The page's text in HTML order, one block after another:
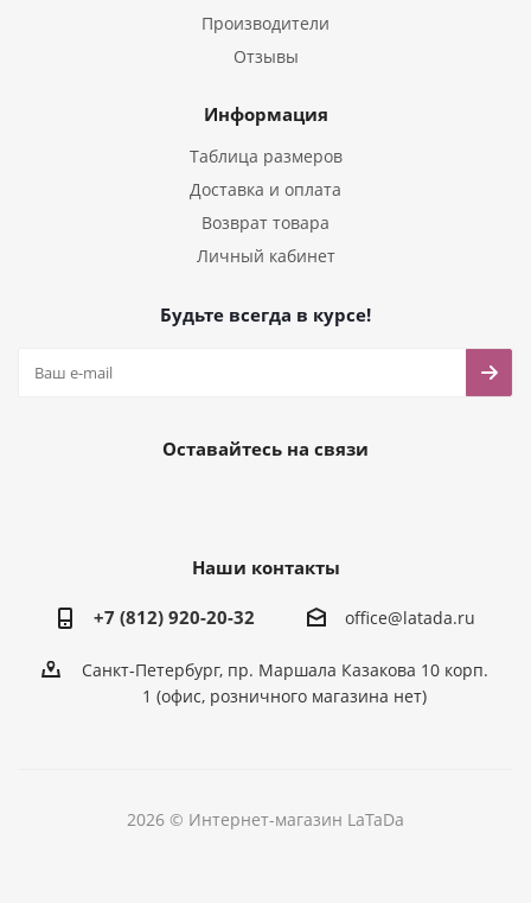
Производители
Отзывы
Информация
Таблица размеров
Доставка и оплата
Возврат товара
Личный кабинет
Будьте всегда в курсе!
Оставайтесь на связи
Наши контакты
+7 (812) 920-20-32 office@latada.ru
Санкт-Петербург, пр. Маршала Казакова 10 корп.
1 (офис, розничного магазина нет)
2026 © Интернет-магазин LaTaDa